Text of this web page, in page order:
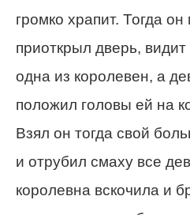
громко храпит. Тогда
приоткрыл дверь,
одна из королевен, а
положил головы ей на
Взял он тогда свой
и отрубил смаху все
королевна вскочила и